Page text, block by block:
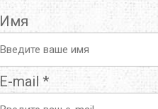
Имя
E-mail *